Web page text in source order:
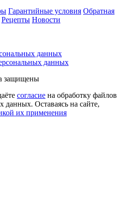
Гарантийные условия Обратная
Рецепты Новости
данных
данных
защищены
согласие на обработку файлов
данных. Оставаясь на сайте,
их применения